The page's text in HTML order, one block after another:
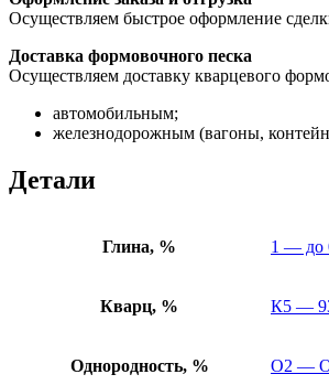
Осуществляем быстрое оформление
Доставка формовочного песка
Осуществляем доставку кварцевого
автомобильным;
железнодорожным (вагоны,
Детали
Глина, % 1 — до
Кварц, % К5 —
Однородность, % О2 —